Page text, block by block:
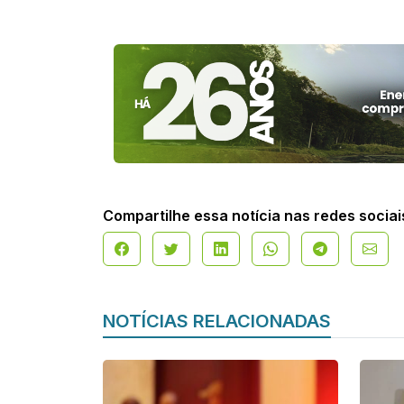
Compartilhe essa notícia nas redes
NOTÍCIAS RELACIONADAS